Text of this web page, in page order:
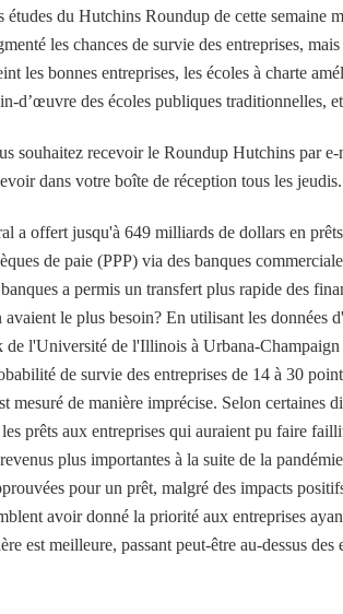
études du Hutchins Roundup de cette semaine
les chances de survie des entreprises,
les bonnes entreprises, les écoles à charte
d’œuvre des écoles publiques traditionnelles,
souhaitez recevoir le Roundup Hutchins par
dans votre boîte de réception tous les jeudis.
a offert jusqu'à 649 milliards de dollars en
de paie (PPP) via des banques
a permis un transfert plus rapide des
le plus besoin? En utilisant les données
l'Université de l'Illinois à Urbana-Champaign
de survie des entreprises de 14 à 30
mesuré de manière imprécise. Selon certaines
prêts aux entreprises qui auraient pu faire
plus importantes à la suite de la
pour un prêt, malgré des impacts
avoir donné la priorité aux entreprises
est meilleure, passant peut-être au-dessus des